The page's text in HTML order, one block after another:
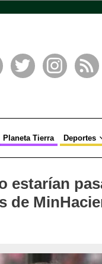
Planeta Tierra Deportes
estarían
de